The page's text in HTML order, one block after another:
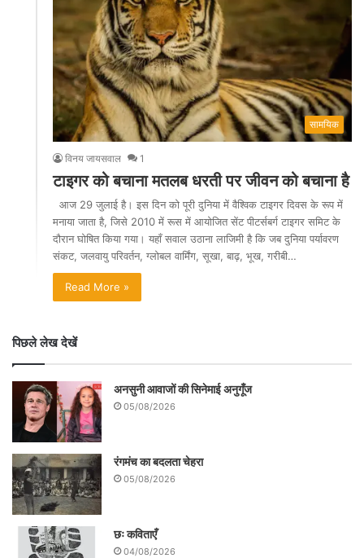
सामयिक
विनय जायसवाल 1
टाइगर को बचाना मतलब धरती पर जीवन को बचाना है
आज 29 जुलाई है। इस दिन को पूरी दुनिया में वैश्विक टाइगर दिवस के रूप में
मनाया जाता है, जिसे 2010 में रूस में आयोजित सेंट पीटर्सबर्ग टाइगर समिट के
दौरान घोषित किया गया। यहाँ सवाल उठाना लाजिमी है कि जब दुनिया पर्यावरण
संकट, जलवायु परिवर्तन, ग्लोबल वार्मिंग, सूखा, बाढ़, भूख, गरीबी…
Read More »
पिछले लेख देखें
अनसुनी आवाजों की सिनेमाई अनुगूँज
05/08/2026
रंगमंच का बदलता चेहरा
05/08/2026
छः कविताएँ
04/08/2026